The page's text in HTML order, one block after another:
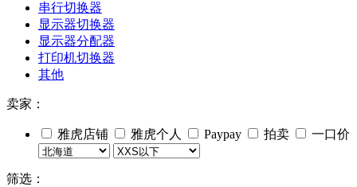
串行切换器
显示器切换器
显示器分配器
打印机切换器
其他
卖家：
雅虎店铺 雅虎个人 Paypay 拍卖 一口价
筛选：